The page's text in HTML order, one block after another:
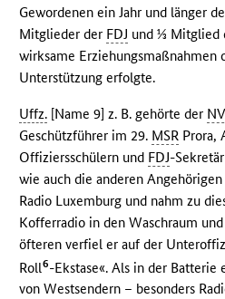
Gewordenen ein Jahr und länger
Mitglieder der FDJ und ⅓ Mitglied
wirksame Erziehungsmaßnahmen
Unterstützung erfolgte.
Uffz. [Name 9] z. B. gehörte der
Geschützführer im 29. MSR Prora,
Offiziersschülern und FDJ-
wie auch die anderen
Radio Luxemburg und nahm zu
Kofferradio in den Waschraum
öfteren verfiel er auf der
Roll6-Ekstase«. Als in der Batterie
von Westsendern – besonders